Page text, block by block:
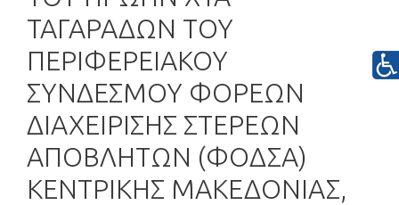
ΤΑΓΑΡΑΔΩΝ ΤΟΥ
ΠΕΡΙΦΕΡΕΙΑΚΟΥ
ΣΥΝΔΕΣΜΟΥ ΦΟΡΕΩΝ
ΔΙΑΧΕΙΡΙΣΗΣ ΣΤΕΡΕΩΝ
ΑΠΟΒΛΗΤΩΝ (ΦΟΔΣΑ)
ΚΕΝΤΡΙΚΗΣ ΜΑΚΕΔΟΝΙΑΣ,